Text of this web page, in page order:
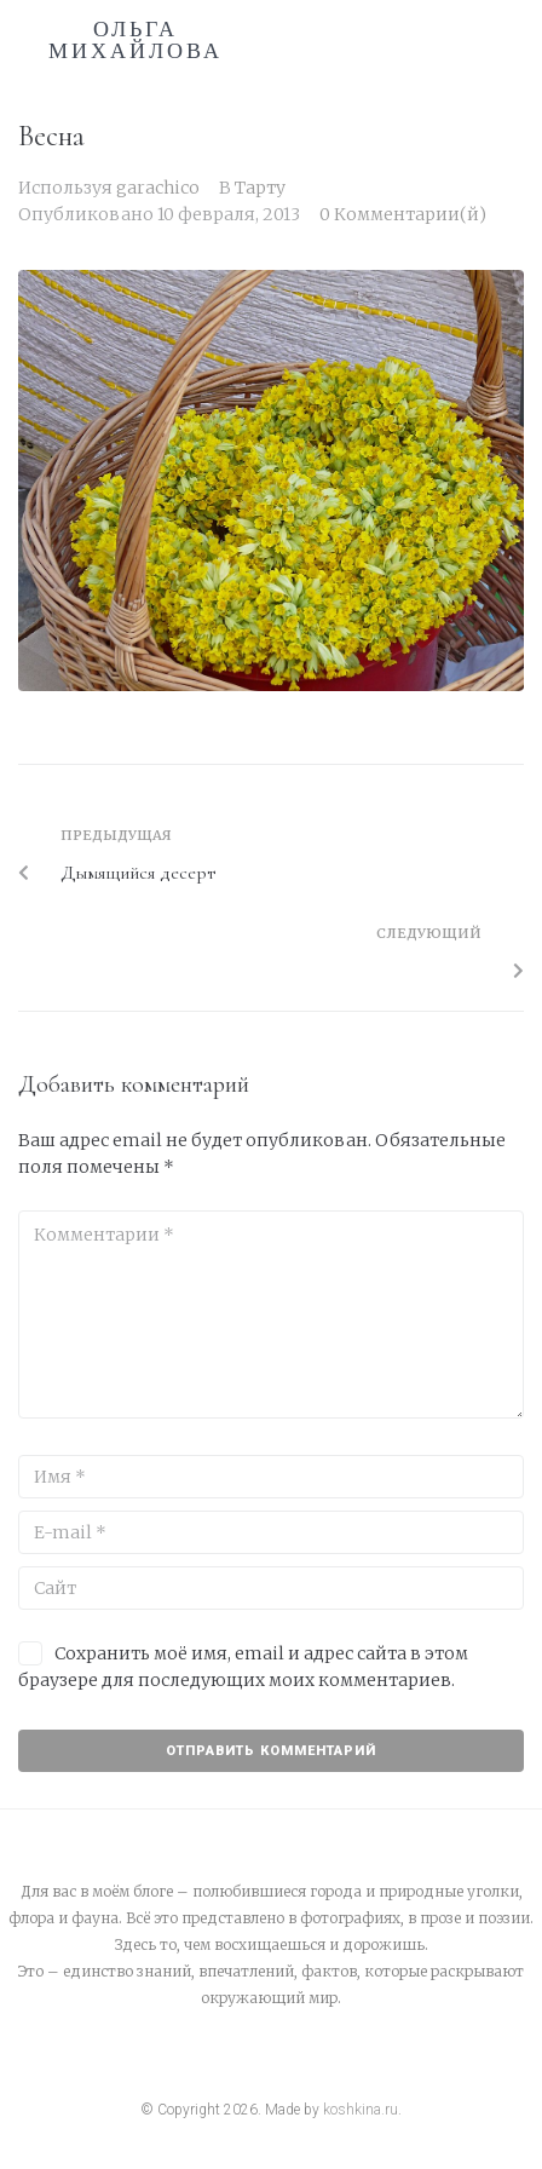
ОЛЬГА
МИХАЙЛОВА
Весна
Используя garachico В Тарту
Опубликовано 10 февраля, 2013 0 Комментарии(й)
ПРЕДЫДУЩАЯ
Дымящийся десерт
СЛЕДУЮЩИЙ
Добавить комментарий
Ваш адрес email не будет опубликован. Обязательные
поля помечены *
Сохранить моё имя, email и адрес сайта в этом
браузере для последующих моих комментариев.
Для вас в моём блоге – полюбившиеся города и природные уголки,
флора и фауна. Всё это представлено в фотографиях, в прозе и поэзии.
Здесь то, чем восхищаешься и дорожишь.
Это – единство знаний, впечатлений, фактов, которые раскрывают
окружающий мир.
© Copyright 2026. Made by koshkina.ru.